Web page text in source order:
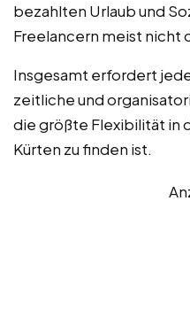
bezahlten Urlaub und
Freelancern meist nicht
Insgesamt erfordert
zeitliche und
die größte Flexibilität in
Kürten zu finden ist.